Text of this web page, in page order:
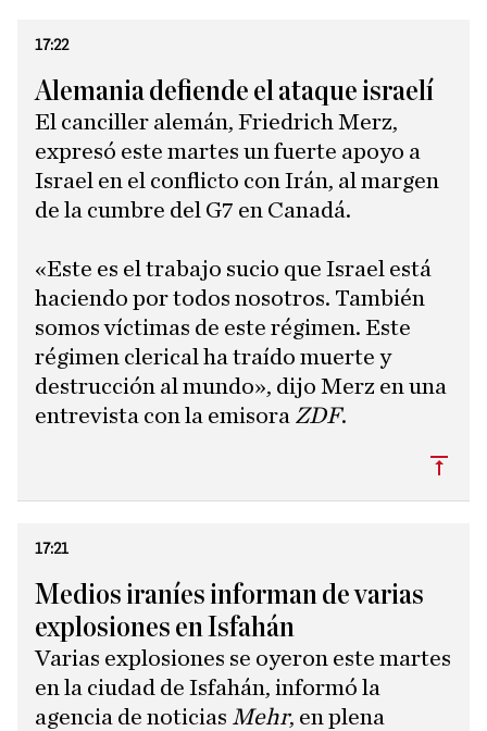
17:22
Alemania defiende el ataque israelí
El canciller alemán, Friedrich Merz,
expresó este martes un fuerte apoyo a
Israel en el conflicto con Irán, al margen
de la cumbre del G7 en Canadá.
«Este es el trabajo sucio que Israel está
haciendo por todos nosotros. También
somos víctimas de este régimen. Este
régimen clerical ha traído muerte y
destrucción al mundo», dijo Merz en una
entrevista con la emisora ​​ ZDF.
17:21
Medios iraníes informan de varias
explosiones en Isfahán
Varias explosiones se oyeron este martes
en la ciudad de Isfahán, informó la
agencia de noticias Mehr, en plena